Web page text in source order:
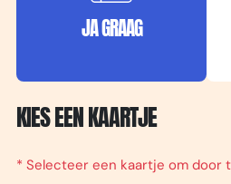
JA GRAAG
KIES EEN KAARTJE
* Selecteer een kaartje om door